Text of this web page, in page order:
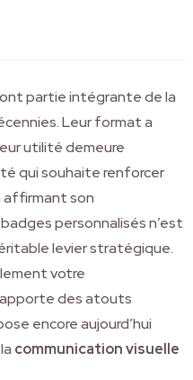
partie intégrante de la
Leur format a
utilité demeure
qui souhaite renforcer
son
personnalisés n’est
levier stratégique.
votre
des atouts
encore aujourd’hui
communication visuelle